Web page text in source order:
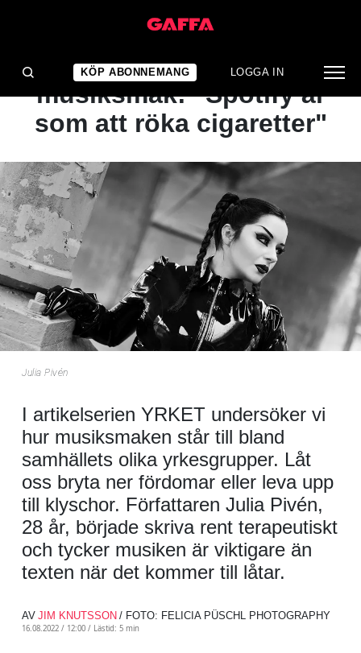
KÖP ABONNEMANG LOGGA IN
ARTIKEL
En författares
musiksmak: "Spotify är
som att röka cigaretter"
Julia Pivén
I artikelserien YRKET undersöker vi
hur musiksmaken står till bland
samhällets olika yrkesgrupper. Låt
oss bryta ner fördomar eller leva upp
till klyschor. Författaren Julia Pivén,
28 år, började skriva rent terapeutiskt
och tycker musiken är viktigare än
texten när det kommer till låtar.
AV JIM KNUTSSON / FOTO: FELICIA PÜSCHL PHOTOGRAPHY
16.08.2022 / 12:00 / Lästid: 5 min